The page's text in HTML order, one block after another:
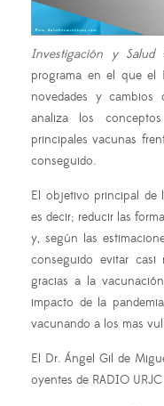
Investigación y Salud
programa en el que el
novedades y
analiza los
principales vacunas
conseguido.
El objetivo principal de
es decir; reducir las
y, según las
conseguido evitar
gracias a la
impacto de la
vacunando a los mas
El Dr. Ángel Gil de
oyentes de RADIO